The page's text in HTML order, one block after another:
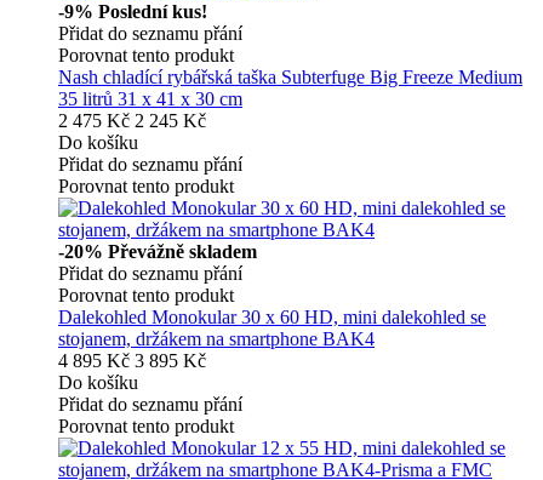
-9% Poslední kus!
Přidat do seznamu přání
Porovnat tento produkt
Nash chladící rybářská taška Subterfuge Big Freeze Medium
35 litrů 31 x 41 x 30 cm
2 475 Kč 2 245 Kč
Do košíku
Přidat do seznamu přání
Porovnat tento produkt
-20% Převážně skladem
Přidat do seznamu přání
Porovnat tento produkt
Dalekohled Monokular 30 x 60 HD, mini dalekohled se
stojanem, držákem na smartphone BAK4
4 895 Kč 3 895 Kč
Do košíku
Přidat do seznamu přání
Porovnat tento produkt